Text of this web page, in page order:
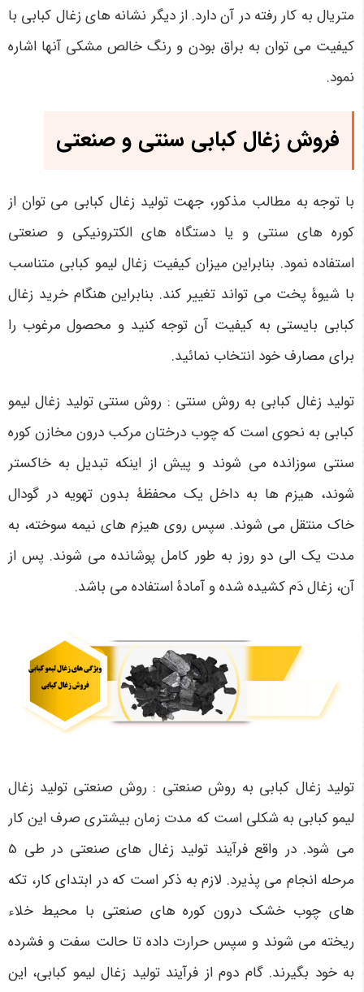
متریال به کار رفته در آن دارد. از دیگر نشانه های زغال کبابی با
کیفیت می توان به براق بودن و رنگ خالص مشکی آنها اشاره
نمود.
فروش زغال کبابی سنتی و صنعتی
با توجه به مطالب مذکور، جهت تولید زغال کبابی می توان از
کوره های سنتی و یا دستگاه های الکترونیکی و صنعتی
استفاده نمود. بنابراین میزان کیفیت زغال لیمو کبابی متناسب
با شیوۀ پخت می تواند تغییر کند. بنابراین هنگام خرید زغال
کبابی بایستی به کیفیت آن توجه کنید و محصول مرغوب را
برای مصارف خود انتخاب نمائید.
تولید زغال کبابی به روش سنتی : روش سنتی تولید زغال لیمو
کبابی به نحوی است که چوب درختان مرکب درون مخازن کوره
سنتی سوزانده می شوند و پیش از اینکه تبدیل به خاکستر
شوند، هیزم ها به داخل یک محفظۀ بدون تهویه در گودال
خاک منتقل می شوند. سپس روی هیزم های نیمه سوخته، به
مدت یک الی دو روز به طور کامل پوشانده می شوند. پس از
آن، زغال دَم کشیده شده و آمادۀ استفاده می باشد.
تولید زغال کبابی به روش صنعتی : روش صنعتی تولید زغال
لیمو کبابی به شکلی است که مدت زمان بیشتری صرف این کار
می شود. در واقع فرآیند تولید زغال های صنعتی در طی 5
مرحله انجام می پذیرد. لازم به ذکر است که در ابتدای کار، تکه
های چوب خشک درون کوره های صنعتی با محیط خلاء
ریخته می شوند و سپس حرارت داده تا حالت سفت و فشرده
به خود بگیرند. گام دوم از فرآیند تولید زغال لیمو کبابی، این